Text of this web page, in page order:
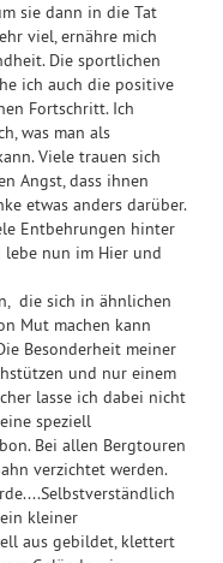
sie dann in die Tat
viel, ernähre mich
Die sportlichen
ich auch die positive
Fortschritt. Ich
was man als
Viele trauen sich
Angst, dass ihnen
etwas anders darüber.
Entbehrungen hinter
lebe nun im Hier und
die sich in ähnlichen
Mut machen kann
Besonderheit meiner
und nur einem
lasse ich dabei nicht
speziell
Bei allen Bergtouren
verzichtet werden.
kleiner
aus gebildet, klettert